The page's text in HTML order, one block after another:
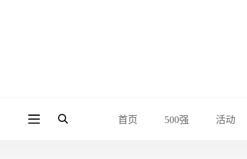
首页 500强 活动